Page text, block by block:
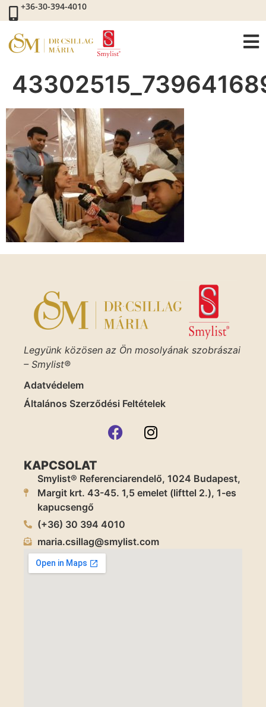
+36-30-394-4010
Legyünk közösen az Ön mosolyának szobrászai
– Smylist®
Adatvédelem
Általános Szerződési Feltételek
KAPCSOLAT
Smylist® Referenciarendelő, 1024 Budapest,
Margit krt. 43-45. 1,5 emelet (lifttel 2.), 1-es
kapucsengő
(+36) 30 394 4010
maria.csillag@smylist.com